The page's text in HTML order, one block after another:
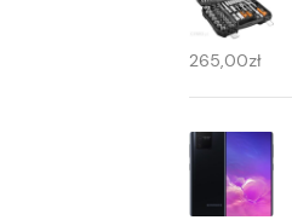
265,00zł